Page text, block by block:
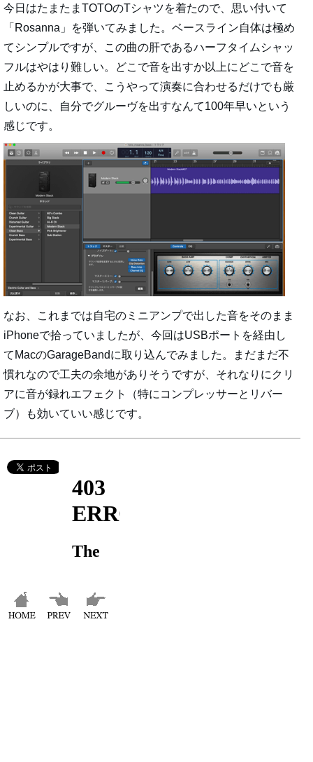
今日はたまたまTOTOのTシャツを着たので、思い付いて
「Rosanna」を弾いてみました。ベースライン自体は極め
てシンプルですが、この曲の肝であるハーフタイムシャッ
フルはやはり難しい。どこで音を出すか以上にどこで音を
止めるかが大事で、こうやって演奏に合わせるだけでも厳
しいのに、自分でグルーヴを出すなんて100年早いという
感じです。
なお、これまでは自宅のミニアンプで出した音をそのまま
iPhoneで拾っていましたが、今回はUSBポートを経由し
てMacのGarageBandに取り込んでみました。まだまだ不
慣れなので工夫の余地がありそうですが、それなりにクリ
アに音が録れエフェクト（特にコンプレッサーとリバー
ブ）も効いていい感じです。